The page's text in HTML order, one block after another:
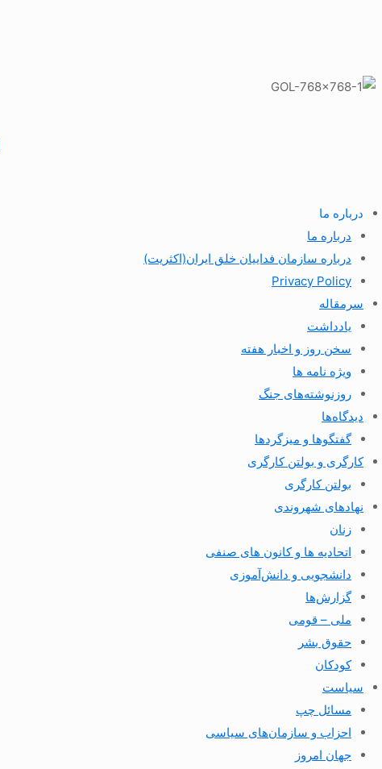
درباره ما
درباره ما
درباره سازمان فداییان خلق ایران(اکثریت)
Privacy Policy
سرمقاله
یادداشت
سخن روز و اخبار هفته
ویژه نامه ها
روزنوشته‌های جنگ
دیدگاه‌ها
گفتگوها و میزگردها
کارگری و بولتن کارگری
بولتن کارگری
نهادهای شهروندی
زنان
اتحادیه ها و کانون های صنفی
دانشجویی و دانش‌آموزی
گزارش‌ها
ملی – قومی
حقوق بشر
کودکان
سیاست
مسائل چپ
احزاب و سازمان‌های سیاسی
جهان امروز